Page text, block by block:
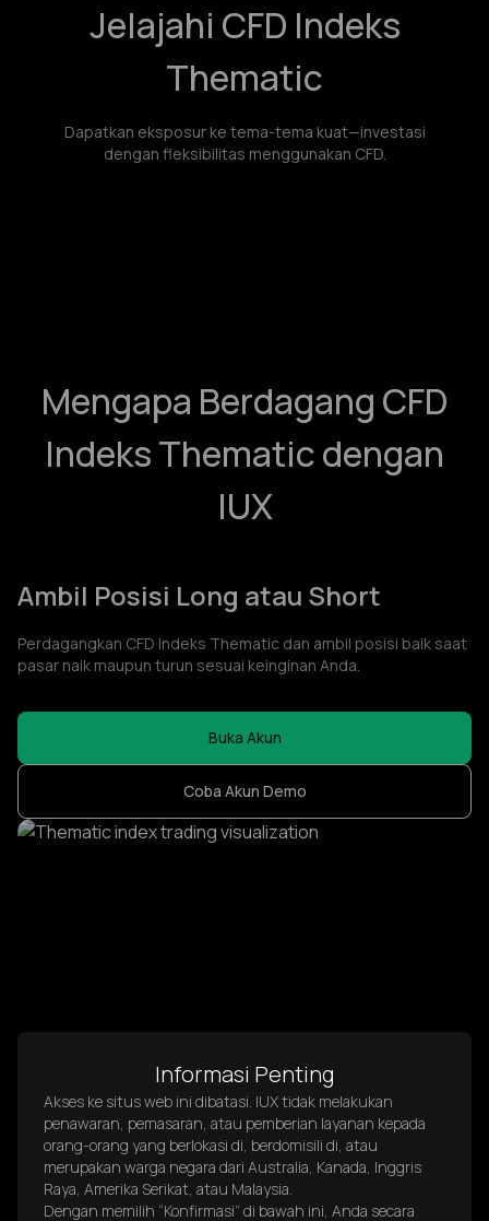
Jelajahi CFD Indeks
Thematic
Dapatkan eksposur ke tema-tema kuat—investasi
dengan fleksibilitas menggunakan CFD.
Mengapa Berdagang CFD
Indeks Thematic dengan
IUX
Ambil Posisi Long atau Short
Perdagangkan CFD Indeks Thematic dan ambil posisi baik saat
pasar naik maupun turun sesuai keinginan Anda.
Buka Akun
Coba Akun Demo
Informasi Penting
Akses ke situs web ini dibatasi. IUX tidak melakukan
penawaran, pemasaran, atau pemberian layanan kepada
orang-orang yang berlokasi di, berdomisili di, atau
merupakan warga negara dari Australia, Kanada, Inggris
Raya, Amerika Serikat, atau Malaysia.
Dengan memilih “Konfirmasi” di bawah ini, Anda secara